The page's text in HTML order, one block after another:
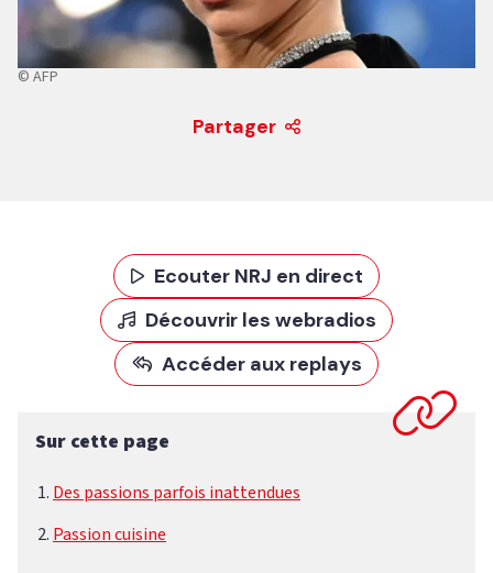
© AFP
Partager
Ecouter NRJ en direct
Découvrir les webradios
Accéder aux replays
Sur cette page
Des passions parfois inattendues
Passion cuisine